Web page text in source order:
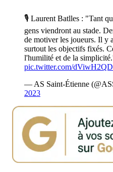
🎙️ Laurent Batlles : "Tant
gens viendront au stade.
de motiver les joueurs. Il y
surtout les objectifs fixés.
l'humilité et de la
pic.twitter.com/
— AS Saint-Étienne
2023